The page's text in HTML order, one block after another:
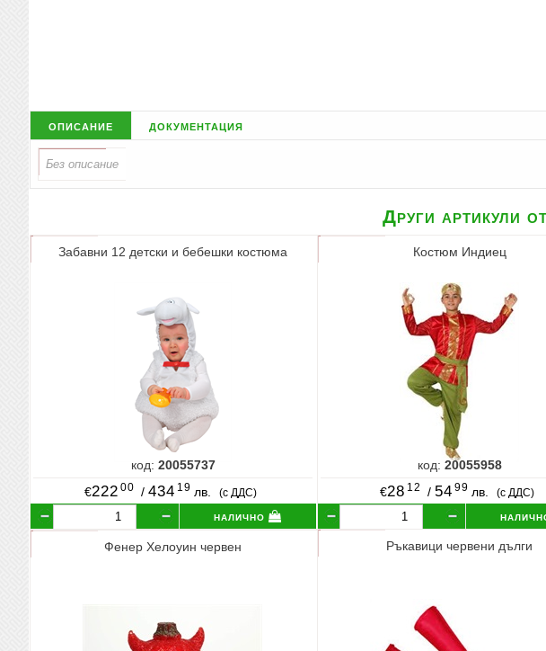
описание документация
Други артикули
Забавни 12 детски и бебешки костюма
код: 20055737
€222 00 / 434 19 лв. (с ДДС)
налично
Костюм Индиец
код: 20055958
€28 12 / 54 99 лв. (с ДДС)
Фенер Хелоуин червен Ръкавици червени дълги